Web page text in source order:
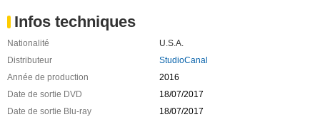
Infos techniques
Nationalité
U.S.A.
Distributeur
StudioCanal
Année de production
2016
Date de sortie DVD
18/07/2017
Date de sortie Blu-ray
18/07/2017